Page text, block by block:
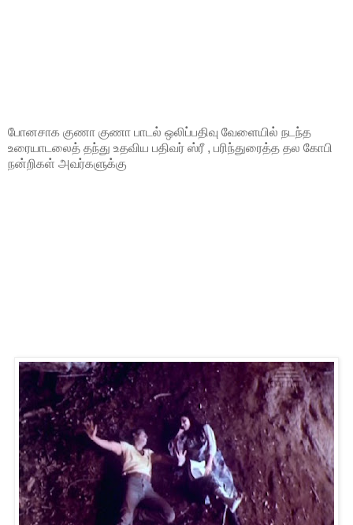
போனசாக குணா குணா பாடல் ஒலிப்பதிவு வேளையில் நடந்த
உரையாடலைத் தந்து உதவிய பதிவர் ஸ்ரீ , பரிந்துரைத்த தல கோபி
நன்றிகள் அவர்களுக்கு